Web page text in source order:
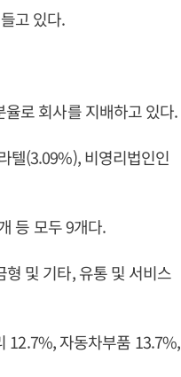
고 있다.
로 회사를 지배하고 있다.
텔(3.09%), 비영리법인인
등 모두 9개다.
및 기타, 유통 및 서비스
12.7%, 자동차부품 13.7%,